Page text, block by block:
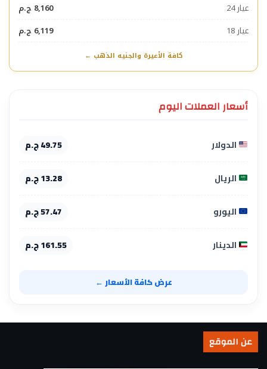
عيار 24
8,160 ج.م
عيار 18
6,119 ج.م
كافة الأعيرة والجنيه الذهب ←
أسعار العملات اليوم
الدولار 49.75 ج.م
الريال 13.28 ج.م
اليورو 57.47 ج.م
الدينار 161.55 ج.م
عرض كافة الأسعار ←
عن الموقع